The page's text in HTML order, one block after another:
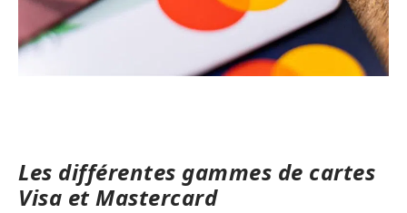
Les différentes gammes de cartes
Visa et Mastercard